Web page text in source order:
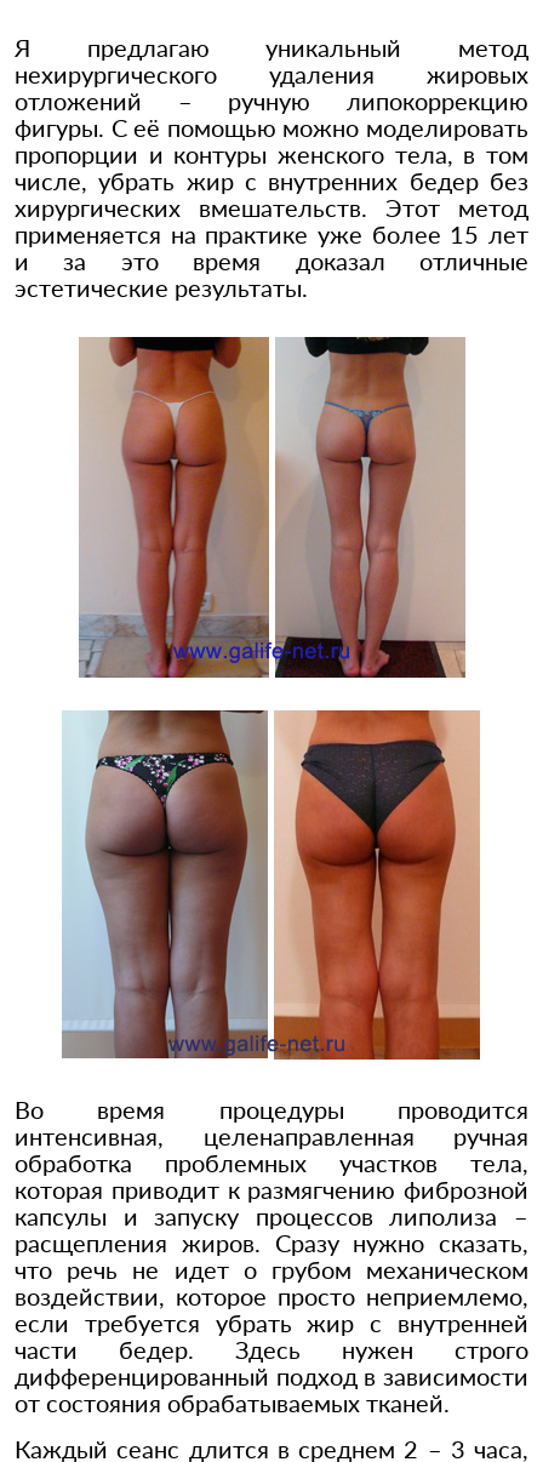
Я предлагаю уникальный метод
нехирургического удаления жировых
отложений – ручную липокоррекцию
фигуры. С её помощью можно моделировать
пропорции и контуры женского тела, в том
числе, убрать жир с внутренних бедер без
хирургических вмешательств. Этот метод
применяется на практике уже более 15 лет
и за это время доказал отличные
эстетические результаты.
Во время процедуры проводится
интенсивная, целенаправленная ручная
обработка проблемных участков тела,
которая приводит к размягчению фиброзной
капсулы и запуску процессов липолиза –
расщепления жиров. Сразу нужно сказать,
что речь не идет о грубом механическом
воздействии, которое просто неприемлемо,
если требуется убрать жир с внутренней
части бедер. Здесь нужен строго
дифференцированный подход в зависимости
от состояния обрабатываемых тканей.
Каждый сеанс длится в среднем 2 – 3 часа,